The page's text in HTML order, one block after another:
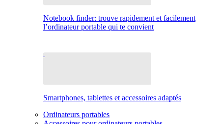
Notebook finder: trouve rapidement et facilement
l’ordinateur portable qui te convient
Smartphones, tablettes et accessoires adaptés
Ordinateurs portables